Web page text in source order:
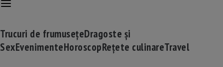
Trucuri de frumusețeDragoste și
SexEvenimenteHoroscopRețete culinareTravel